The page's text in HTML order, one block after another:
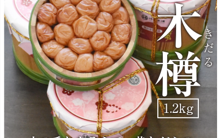
木樽
1.2kg